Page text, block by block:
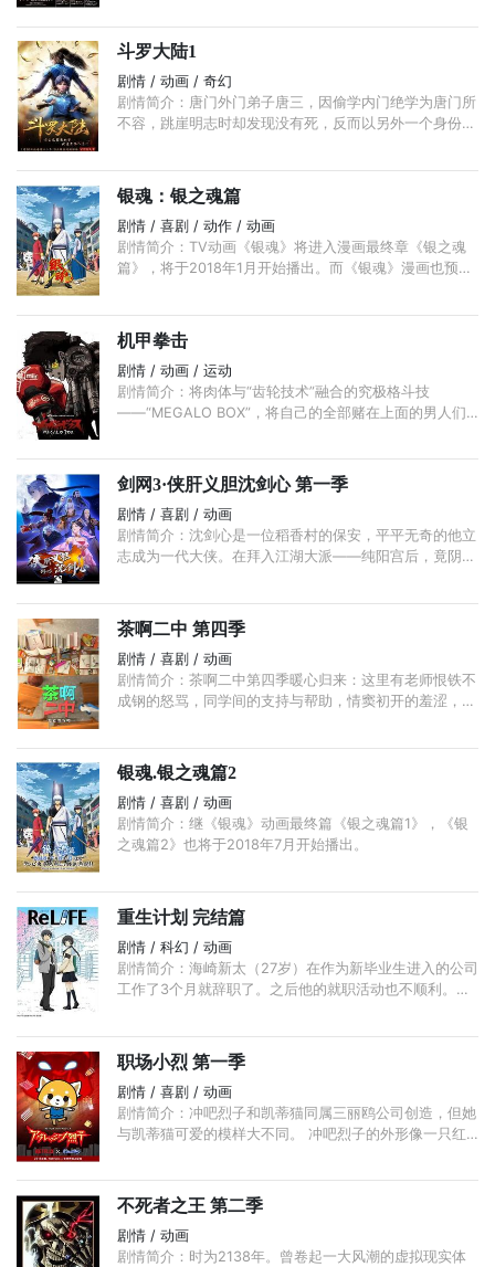
斗罗大陆1
剧情 / 动画 / 奇幻
剧情简介：唐门外门弟子唐三，因偷学内门绝学为唐门所
不容，跳崖明志时却发现没有死，反而以另外一个身份来
银魂：银之魂篇
剧情 / 喜剧 / 动作 / 动画
剧情简介：TV动画《银魂》将进入漫画最终章《银之魂
篇》，将于2018年1月开始播出。而《银魂》漫画也预计
BURNOUT SYNDROMES演唱。
机甲拳击
剧情 / 动画 / 运动
剧情简介：将肉体与“齿轮技术”融合的究极格斗技
——“MEGALO BOX”，将自己的全部赌在上面的男人们
剑网3·侠肝义胆沈剑心 第一季
剧情 / 喜剧 / 动画
剧情简介：沈剑心是一位稻香村的保安，平平无奇的他立
志成为一代大侠。在拜入江湖大派——纯阳宫后，竟阴差
茶啊二中 第四季
剧情 / 喜剧 / 动画
剧情简介：茶啊二中第四季暖心归来：这里有老师恨铁不
成钢的怒骂，同学间的支持与帮助，情窦初开的羞涩，懵
银魂.银之魂篇2
剧情 / 喜剧 / 动画
剧情简介：继《银魂》动画最终篇《银之魂篇1》，《银
之魂篇2》也将于2018年7月开始播出。
重生计划 完结篇
剧情 / 科幻 / 动画
剧情简介：海崎新太（27岁）在作为新毕业生进入的公司
工作了3个月就辞职了。之后他的就职活动也不顺利。双
职场小烈 第一季
剧情 / 喜剧 / 动画
剧情简介：冲吧烈子和凯蒂猫同属三丽鸥公司创造，但她
与凯蒂猫可爱的模样大不同。 冲吧烈子的外形像一只红
不死者之王 第二季
剧情 / 动画
剧情简介：时为2138年。曾卷起一大风潮的虚拟现实体